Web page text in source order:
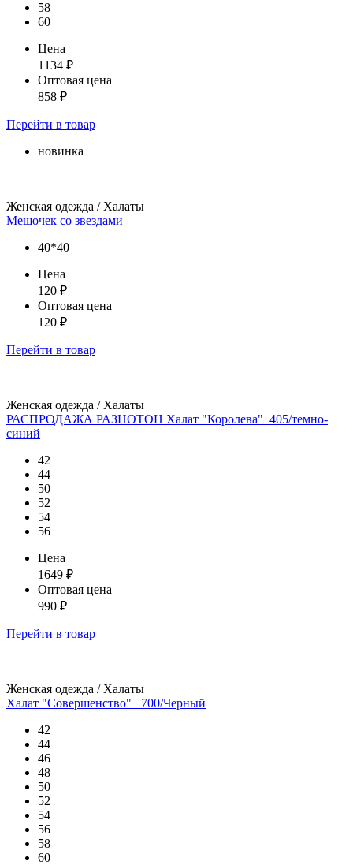
58
60
Цена
1134 ₽
Оптовая цена
858 ₽
Перейти в товар
новинка
Женская одежда / Халаты
Мешочек со звездами
40*40
Цена
120 ₽
Оптовая цена
120 ₽
Перейти в товар
Женская одежда / Халаты
РАСПРОДАЖА РАЗНОТОН Халат "Королева"_405/темно-
синий
42
44
50
52
54
56
Цена
1649 ₽
Оптовая цена
990 ₽
Перейти в товар
Женская одежда / Халаты
Халат "Совершенство" _700/Черный
42
44
46
48
50
52
54
56
58
60